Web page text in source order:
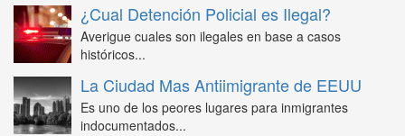
¿Cual Detención Policial es Ilegal?
Averigue cuales son ilegales en base a casos
históricos...
La Ciudad Mas Antiimigrante de EEUU
Es uno de los peores lugares para inmigrantes
indocumentados...